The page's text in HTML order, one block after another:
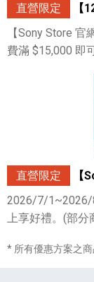
直營限定
【
【Sony Store
費滿 $15,000 即
直營限定
【
2026/7/1~2026/
上享好禮。(部
* 所有優惠方案之